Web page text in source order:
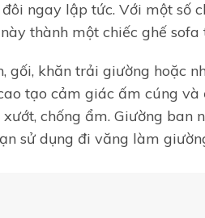
ngay lập tức. Với một số
thành một chiếc ghế sofa
gối, khăn trải giường hoặc
tạo cảm giác ấm cúng
chống ẩm. Giường ban
sử dụng đi văng làm